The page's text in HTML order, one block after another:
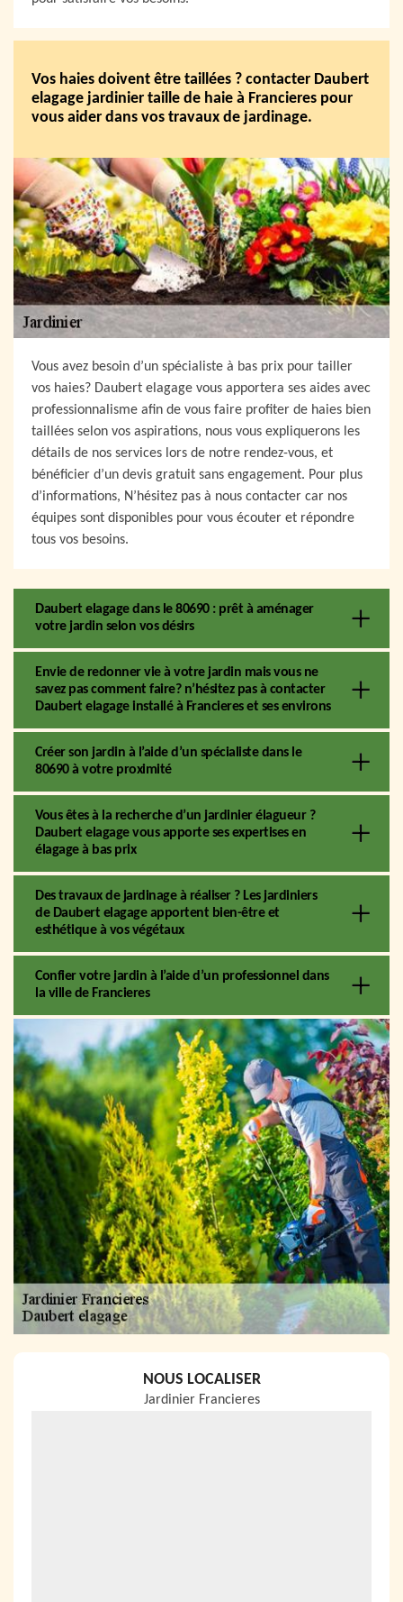
Vos haies doivent être taillées ? contacter Daubert
elagage jardinier taille de haie à Francieres pour
vous aider dans vos travaux de jardinage.
Vous avez besoin d’un spécialiste à bas prix pour tailler
vos haies? Daubert elagage vous apportera ses aides avec
professionnalisme afin de vous faire profiter de haies bien
taillées selon vos aspirations, nous vous expliquerons les
détails de nos services lors de notre rendez-vous, et
bénéficier d’un devis gratuit sans engagement. Pour plus
d’informations, N’hésitez pas à nous contacter car nos
équipes sont disponibles pour vous écouter et répondre
tous vos besoins.
Daubert elagage dans le 80690 : prêt à aménager
votre jardin selon vos désirs
Envie de redonner vie à votre jardin mais vous ne
savez pas comment faire? n’hésitez pas à contacter
Daubert elagage installé à Francieres et ses environs
Créer son jardin à l’aide d’un spécialiste dans le
80690 à votre proximité
Vous êtes à la recherche d’un jardinier élagueur ?
Daubert elagage vous apporte ses expertises en
élagage à bas prix
Des travaux de jardinage à réaliser ? Les jardiniers
de Daubert elagage apportent bien-être et
esthétique à vos végétaux
Confier votre jardin à l’aide d’un professionnel dans
la ville de Francieres
NOUS LOCALISER
Jardinier Francieres